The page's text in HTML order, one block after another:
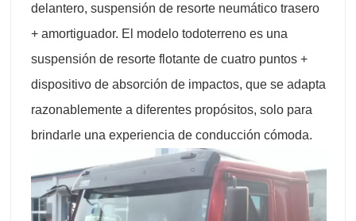
delantero, suspensión de resorte neumático trasero
+ amortiguador. El modelo todoterreno es una
suspensión de resorte flotante de cuatro puntos +
dispositivo de absorción de impactos, que se adapta
razonablemente a diferentes propósitos, solo para
brindarle una experiencia de conducción cómoda.